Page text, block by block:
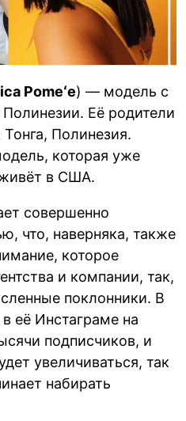
Pomeʻe) — модель с
Её родители
Полинезия.
которая уже
живёт в США.
совершенно
что, наверняка, также
которое
и компании, так,
поклонники. В
её Инстаграме на
подписчиков, и
увеличиваться, так
набирать